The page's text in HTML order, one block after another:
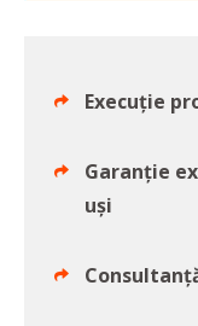
Execuţie
Garanţie
uşi